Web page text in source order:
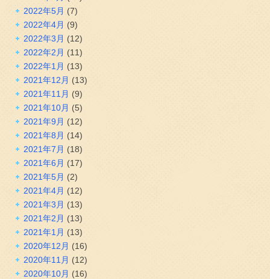
2022年5月 (7)
2022年4月 (9)
2022年3月 (12)
2022年2月 (11)
2022年1月 (13)
2021年12月 (13)
2021年11月 (9)
2021年10月 (5)
2021年9月 (12)
2021年8月 (14)
2021年7月 (18)
2021年6月 (17)
2021年5月 (2)
2021年4月 (12)
2021年3月 (13)
2021年2月 (13)
2021年1月 (13)
2020年12月 (16)
2020年11月 (12)
2020年10月 (16)